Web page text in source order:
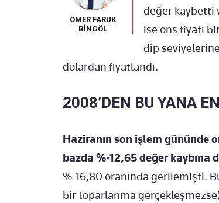
ÖMER FARUK
BİNGÖL
değer kaybetti
ise ons fiyatı
dip
dolardan fiyatlandı.
2008’DEN BU YANA
Haziranın son işlem gününde
bazda %-12,65 değer kaybına
%-16,80 oranında gerilemişti.
bir toparlanma